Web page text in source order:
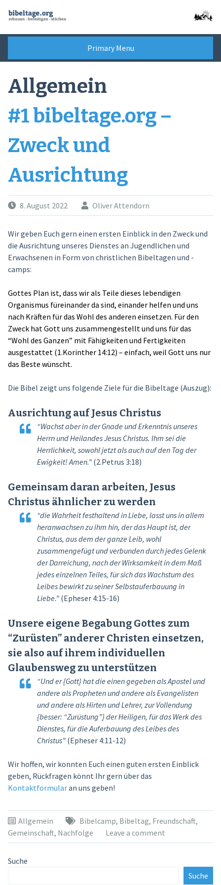
Primary Menu
Allgemein
#1 bibeltage.org –
Zweck und
Ausrichtung
8. August 2022 Oliver Attendorn
Wir geben Euch gern einen ersten Einblick in den Zweck und
die Ausrichtung unseres Dienstes an Jugendlichen und
Erwachsenen in Form von christlichen Bibeltagen und -
camps:
Gottes Plan ist, dass wir als Teile dieses lebendigen
Organismus füreinander da sind, einander helfen und uns
nach Kräften für das Wohl des anderen einsetzen. Für den
Zweck hat Gott uns zusammengestellt und uns für das
“Wohl des Ganzen” mit Fähigkeiten und Fertigkeiten
ausgestattet (1.Korinther 14:12) – einfach, weil Gott uns nur
das Beste wünscht.
Die Bibel zeigt uns folgende Ziele für die Bibeltage (Auszug):
Ausrichtung auf Jesus Christus
“Wachst aber in der Gnade und Erkenntnis unseres
Herrn und Heilandes Jesus Christus. Ihm sei die
Herrlichkeit, sowohl jetzt als auch auf den Tag der
Ewigkeit! Amen.”(2.Petrus 3:18)
Gemeinsam daran arbeiten, Jesus
Christus ähnlicher zu werden
“die Wahrheit festhaltend in Liebe, lasst uns in allem
heranwachsen zu ihm hin, der das Haupt ist, der
Christus, aus dem der ganze Leib, wohl
zusammengefügt und verbunden durch jedes Gelenk
der Darreichung, nach der Wirksamkeit in dem Maß
jedes einzelnen Teiles, für sich das Wachstum des
Leibes bewirkt zu seiner Selbstauferbauung in
Liebe.”(Epheser 4:15-16)
Unsere eigene Begabung Gottes zum
“Zurüsten” anderer Christen einsetzen,
sie also auf ihrem individuellen
Glaubensweg zu unterstützen
“Und er {Gott} hat die einen gegeben als Apostel und
andere als Propheten und andere als Evangelisten
und andere als Hirten und Lehrer, zur Vollendung
{besser: “Zurüstung”} der Heiligen, für das Werk des
Dienstes, für die Auferbauung des Leibes des
Christus”(Epheser 4:11-12)
Wir hoffen, wir konnten Euch einen guten ersten Einblick
geben, Rückfragen könnt Ihr gern über das
Kontaktformularan uns geben!
Allgemein Bibelcamp, Bibeltag, Freundschaft,
Gemeinschaft, Nachfolge Leave a comment
Suche
Suche